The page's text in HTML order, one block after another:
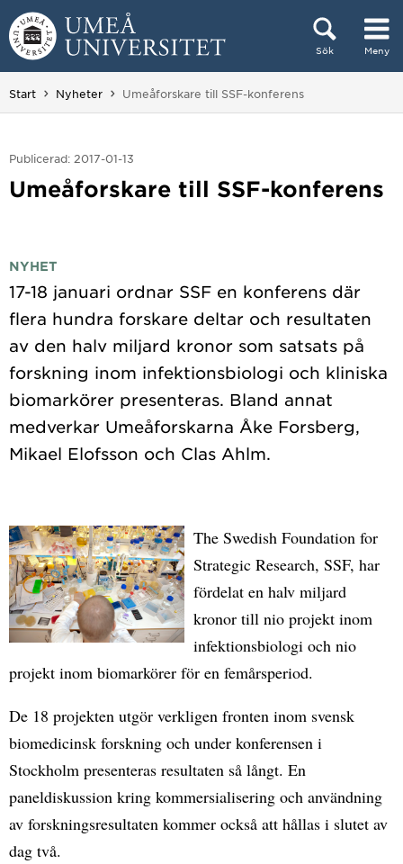
Hoppa direkt till innehållet
Sök Meny
Huvudmenyn dold.
Start Nyheter Du är här:
Umeåforskare till SSF-konferens
Publicerad: 2017-01-13
Umeåforskare till SSF-konferens
NYHET
17-18 januari ordnar SSF en konferens där
flera hundra forskare deltar och resultaten
av den halv miljard kronor som satsats på
forskning inom infektionsbiologi och kliniska
biomarkörer presenteras. Bland annat
medverkar Umeåforskarna Åke Forsberg,
The Swedish Foundation for
Strategic Research, SSF, har
fördelat en halv miljard
kronor till nio projekt inom
infektionsbiologi och nio
projekt inom biomarkörer för en femårsperiod.
De 18 projekten utgör verkligen fronten inom svensk
biomedicinsk forskning och under konferensen i
Stockholm presenteras resultaten så långt. En
paneldiskussion kring kommersialisering och användning
av forskningsresultaten kommer också att hållas i slutet av
dag två.